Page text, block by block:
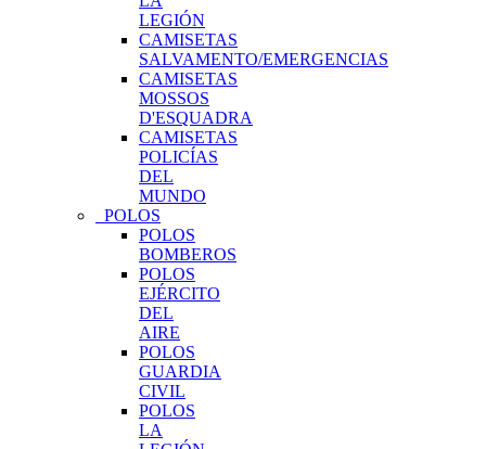
LEGIÓN
CAMISETAS
SALVAMENTO/EMERGENCIAS
CAMISETAS
MOSSOS
D'ESQUADRA
CAMISETAS
POLICÍAS
DEL
MUNDO
POLOS
POLOS
BOMBEROS
POLOS
EJÉRCITO
DEL
AIRE
POLOS
GUARDIA
CIVIL
POLOS
LA